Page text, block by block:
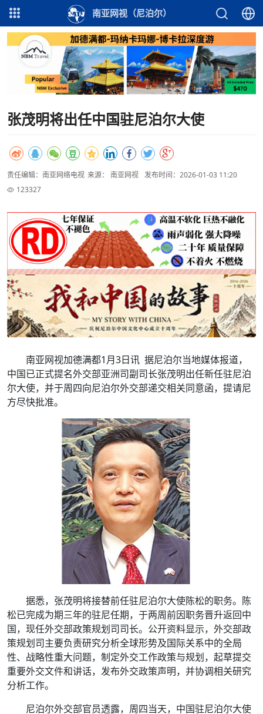
南亚网视（尼泊尔）
张茂明将出任中国驻尼泊尔大使
责任编辑：南亚网络电视 来源： 南亚网视 发布时间：2026-01-03 11:20
123327
南亚网视加德满都1月3日讯 据尼泊尔当地媒体报道，
中国已正式提名外交部亚洲司副司长张茂明出任新任驻尼泊
尔大使，并于周四向尼泊尔外交部递交相关同意函，提请尼
方尽快批准。
据悉，张茂明将接替前任驻尼泊尔大使陈松的职务。陈
松已完成为期三年的驻尼任期，于两周前因职务晋升返回中
国，现任外交部政策规划司司长。公开资料显示，外交部政
策规划司主要负责研究分析全球形势及国际关系中的全局
性、战略性重大问题，制定外交工作政策与规划，起草提交
重要外交文件和讲话，发布外交政策声明，并协调相关研究
分析工作。
尼泊尔外交部官员透露，周四当天，中国驻尼泊尔大使